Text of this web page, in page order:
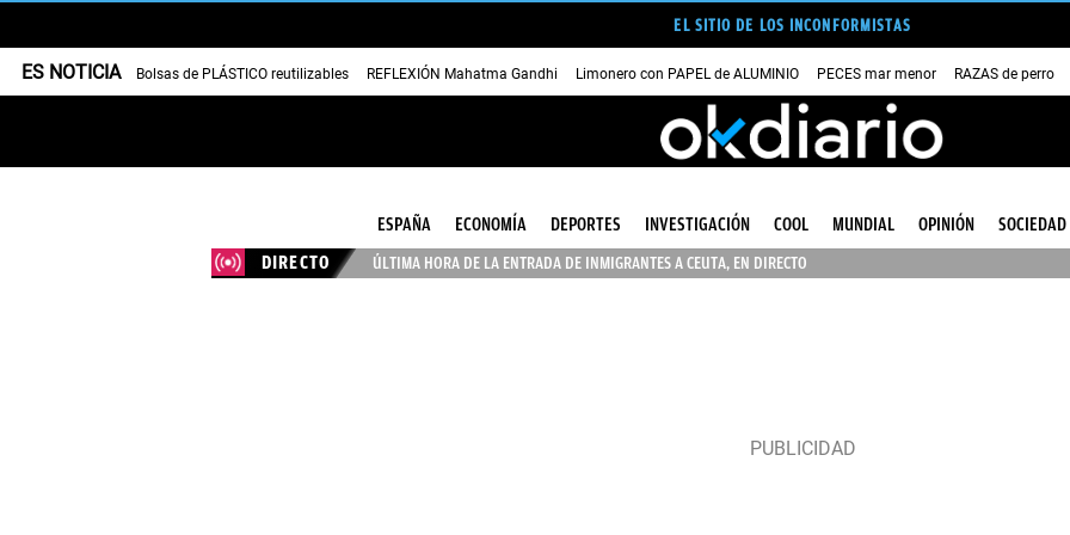
EL SITIO DE LOS INCONFORMISTAS
ES NOTICIA Bolsas de PLÁSTICO reutilizables REFLEXIÓN Mahatma Gandhi Limonero con PAPEL de ALUMINIO PECES mar menor RAZAS de perro
ESPAÑA ECONOMÍA DEPORTES INVESTIGACIÓN COOL MUNDIAL OPINIÓN SOCIEDAD
DIRECTO
ÚLTIMA HORA DE LA ENTRADA DE INMIGRANTES A CEUTA, EN DIRECTO